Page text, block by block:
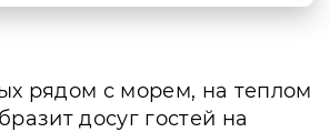
рядом с морем, на теплом
досуг гостей на